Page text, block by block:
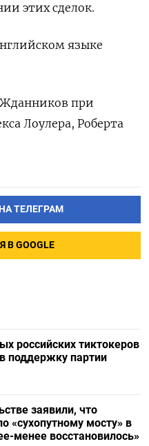
этих сделок.
языке
​при
Лоулера, ‌Роберта
ТЕЛЕГРАМ
GOOGLE
российских тиктокеров
поддержку партии
заявили, что
«сухопутному мосту» в
менее восстановилось»